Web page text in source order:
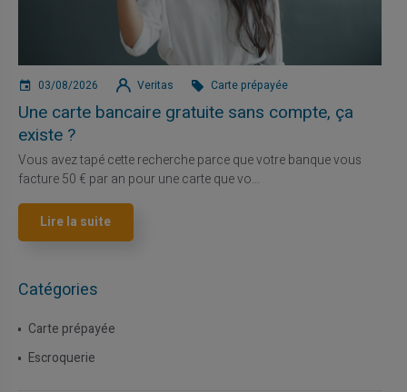
03/08/2026 Veritas Carte prépayée
Une carte bancaire gratuite sans compte, ça
existe ?
Vous avez tapé cette recherche parce que votre banque vous
facture 50 € par an pour une carte que vo...
Lire la suite
Catégories
Carte prépayée
Escroquerie